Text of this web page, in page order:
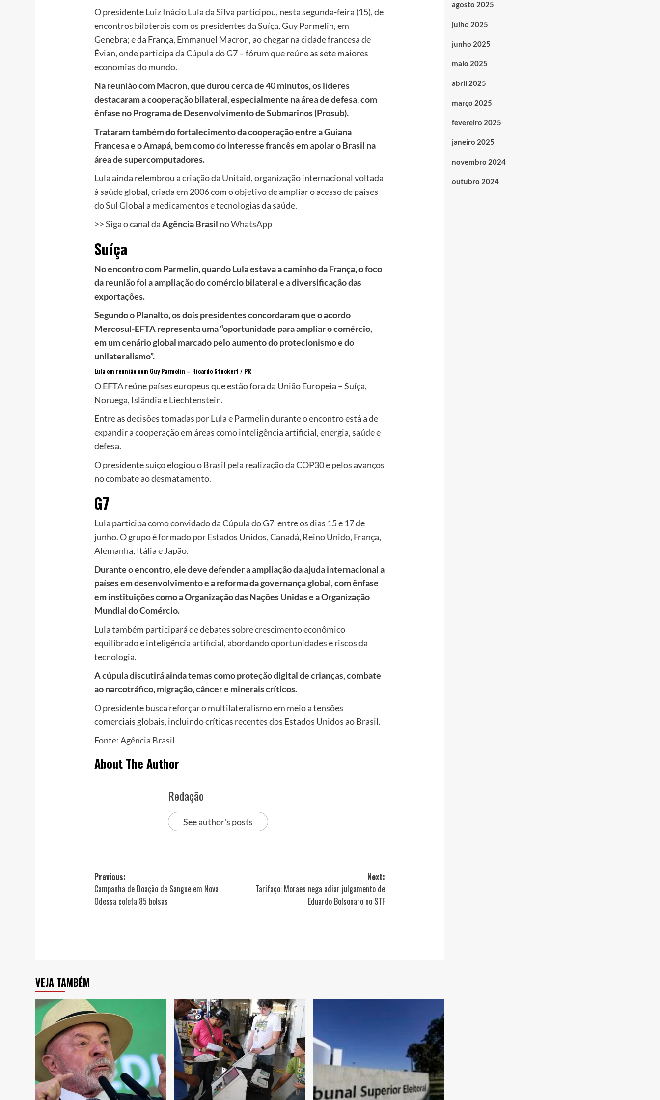
O presidente Luiz Inácio Lula da Silva participou, nesta segunda-feira (15), de
encontros bilaterais com os presidentes da Suíça, Guy Parmelin, em
Genebra; e da França, Emmanuel Macron, ao chegar na cidade francesa de
Évian, onde participa da Cúpula do G7 – fórum que reúne as sete maiores
economias do mundo.
Na reunião com Macron, que durou cerca de 40 minutos, os líderes
destacaram a cooperação bilateral, especialmente na área de defesa, com
ênfase no Programa de Desenvolvimento de Submarinos (Prosub).
Trataram também do fortalecimento da cooperação entre a Guiana
Francesa e o Amapá, bem como do interesse francês em apoiar o Brasil na
área de supercomputadores.
Lula ainda relembrou a criação da Unitaid, organização internacional voltada
à saúde global, criada em 2006 com o objetivo de ampliar o acesso de países
do Sul Global a medicamentos e tecnologias da saúde.
>> Siga o canal daAgência Brasil no WhatsApp
Suíça
No encontro com Parmelin, quando Lula estava a caminho da França, o foco
da reunião foi a ampliação do comércio bilateral e a diversificação das
exportações.
Segundo o Planalto, os dois presidentes concordaram que o acordo
Mercosul-EFTA representa uma “oportunidade para ampliar o comércio,
em um cenário global marcado pelo aumento do protecionismo e do
unilateralismo”.
Lula em reunião com Guy Parmelin – Ricardo Stuckert / PR
O EFTA reúne países europeus que estão fora da União Europeia – Suíça,
Noruega, Islândia e Liechtenstein.
Entre as decisões tomadas por Lula e Parmelin durante o encontro está a de
expandir a cooperação em áreas como inteligência artificial, energia, saúde e
defesa.
O presidente suíço elogiou o Brasil pela realização da COP30 e pelos avanços
no combate ao desmatamento.
G7
Lula participa como convidado da Cúpula do G7, entre os dias 15 e 17 de
junho. O grupo é formado por Estados Unidos, Canadá, Reino Unido, França,
Alemanha, Itália e Japão.
Durante o encontro, ele deve defender a ampliação da ajuda internacional a
países em desenvolvimento e a reforma da governança global, com ênfase
em instituições como a Organização das Nações Unidas e a Organização
Mundial do Comércio.
Lula também participará de debates sobre crescimento econômico
equilibrado e inteligência artificial, abordando oportunidades e riscos da
tecnologia.
A cúpula discutirá ainda temas como proteção digital de crianças, combate
ao narcotráfico, migração, câncer e minerais críticos.
O presidente busca reforçar o multilateralismo em meio a tensões
comerciais globais, incluindo críticas recentes dos Estados Unidos ao Brasil.
Fonte:Agência Brasil
About The Author
Redação
See author's posts
Post
navigation
Previous:
Campanha de Doação de Sangue em Nova
Odessa coleta 85 bolsas
Next:
Tarifaço: Moraes nega adiar julgamento de
Eduardo Bolsonaro no STF
VEJA TAMBÉM
agosto 2025
julho 2025
junho 2025
maio 2025
abril 2025
março 2025
fevereiro 2025
janeiro 2025
novembro 2024
outubro 2024